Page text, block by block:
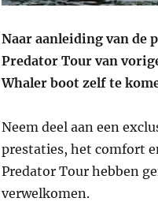
Naar aanleiding van de
Predator Tour van
Whaler boot zelf te
Neem deel aan een
prestaties, het comfort
Predator Tour hebben
verwelkomen.